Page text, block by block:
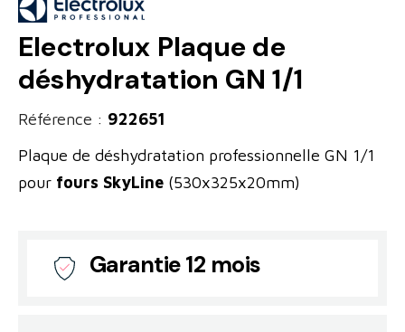
Electrolux Plaque de
déshydratation GN 1/1
Référence : 922651
Plaque de déshydratation professionnelle GN 1/1
pour fours SkyLine(530x325x20mm)
Garantie 12 mois